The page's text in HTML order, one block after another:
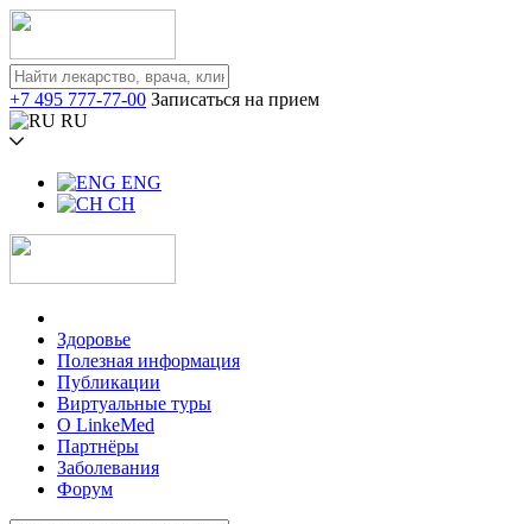
+7 495 777-77-00 Записаться на прием
RU
ENG
CH
Здоровье
Полезная информация
Публикации
Виртуальные туры
О LinkeMed
Партнёры
Заболевания
Форум